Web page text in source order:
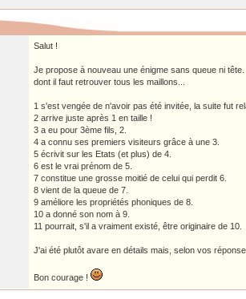
Salut !
Je propose à nouveau une énigme sans queue ni
dont il faut retrouver tous les maillons...
1 s'est vengée de n'avoir pas été invitée, la suite fut
2 arrive juste après 1 en taille !
3 a eu pour 3ème fils, 2.
4 a connu ses premiers visiteurs grâce à une 3.
5 écrivit sur les Etats (et plus) de 4.
6 est le vrai prénom de 5.
7 constitue une grosse moitié de celui qui perdit 6.
8 vient de la queue de 7.
9 améliore les propriétés phoniques de 8.
10 a donné son nom à 9.
11 pourrait, s'il a vraiment existé, être originaire de 10.
J'ai été plutôt avare en détails mais, selon vos
Bon courage !